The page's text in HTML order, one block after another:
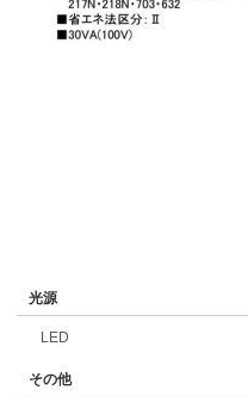
光源
LED
その他